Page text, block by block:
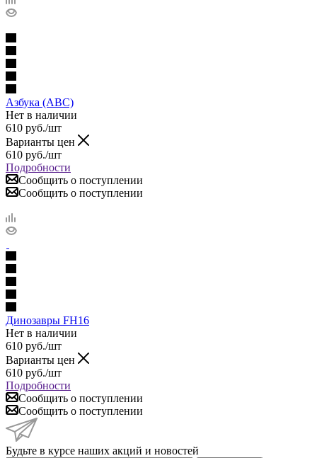
Азбука (ABC)
Нет в наличии
610 руб./шт
Варианты цен
610 руб./шт
Подробности
Сообщить о поступлении
Сообщить о поступлении
Динозавры FH16
Нет в наличии
610 руб./шт
Варианты цен
610 руб./шт
Подробности
Сообщить о поступлении
Сообщить о поступлении
Будьте в курсе наших акций и новостей